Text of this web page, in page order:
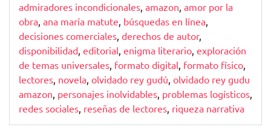
admiradores incondicionales, amazon, amor por la
obra, ana maría matute, búsquedas en línea,
decisiones comerciales, derechos de autor,
disponibilidad, editorial, enigma literario, exploración
de temas universales, formato digital, formato físico,
lectores, novela, olvidado rey gudú, olvidado rey gudu
amazon, personajes inolvidables, problemas logísticos,
redes sociales, reseñas de lectores, riqueza narrativa